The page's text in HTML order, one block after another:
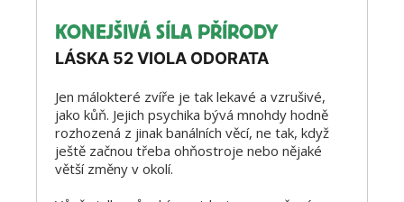
KONEJŠIVÁ SÍLA PŘÍRODY
LÁSKA 52 VIOLA ODORATA
Jen málokteré zvíře je tak lekavé a vzrušivé,
jako kůň. Jejich psychika bývá mnohdy hodně
rozhozená z jinak banálních věcí, ne tak, když
ještě začnou třeba ohňostroje nebo nějaké
větší změny v okolí.